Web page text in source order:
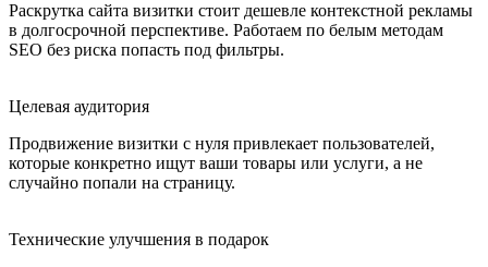
Раскрутка сайта визитки стоит дешевле контекстной рекламы
в долгосрочной перспективе. Работаем по белым методам
SEO без риска попасть под фильтры.
Целевая аудитория
Продвижение визитки с нуля привлекает пользователей,
которые конкретно ищут ваши товары или услуги, а не
случайно попали на страницу.
Технические улучшения в подарок